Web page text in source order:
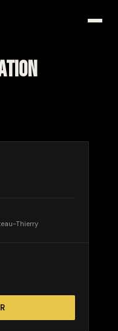
Thierry